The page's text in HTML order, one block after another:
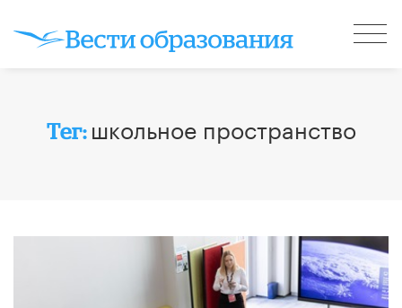
Тег: школьное пространство